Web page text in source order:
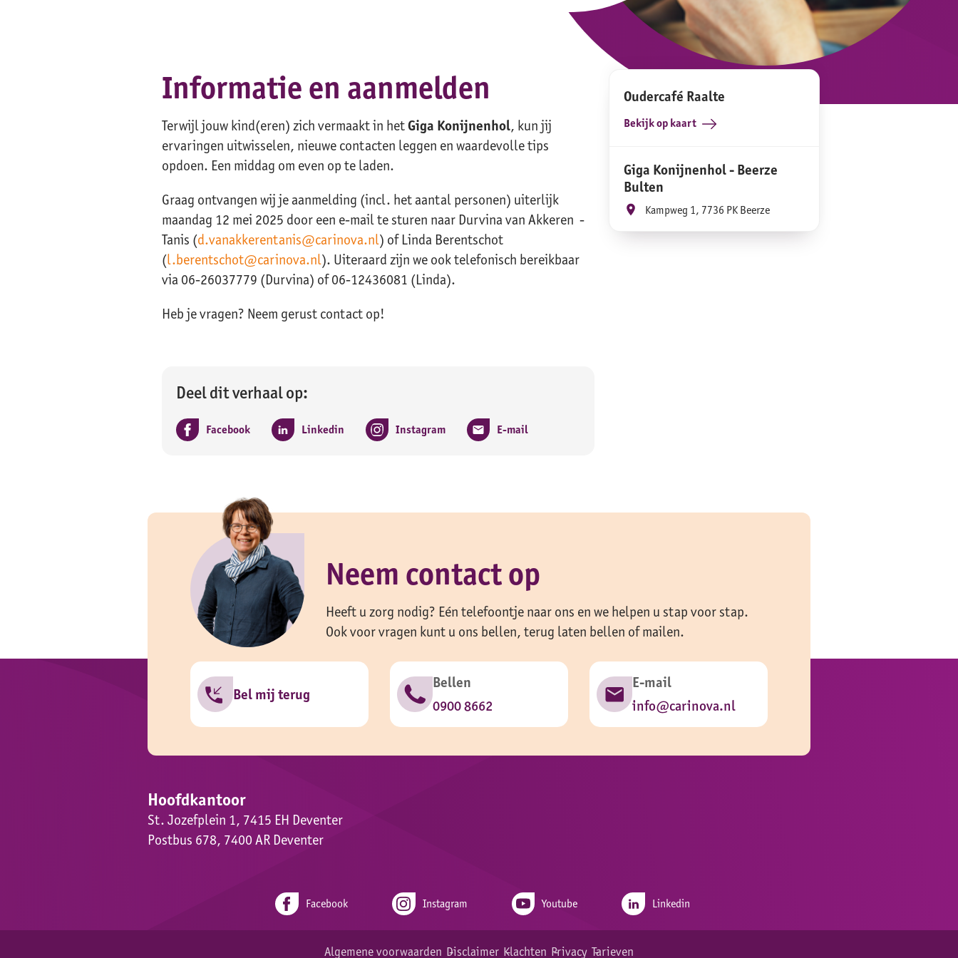
Oudercafé Raalte
Bekijk op kaart
Giga Konijnenhol - Beerze
Bulten
Kampweg 1, 7736 PK Beerze
Informatie en aanmelden
Terwijl jouw kind(eren) zich vermaakt in hetGiga Konijnenhol, kun jij
ervaringen uitwisselen, nieuwe contacten leggen en waardevolle tips
opdoen. Een middag om even op te laden.
Graag ontvangen wij je aanmelding (incl. het aantal personen) uiterlijk
maandag 12 mei 2025 door een e-mail te sturen naar Durvina van Akkeren -
Tanis (d.vanakkerentanis@carinova.nl) of Linda Berentschot
(l.berentschot@carinova.nl). Uiteraard zijn we ook telefonisch bereikbaar
via 06-26037779 (Durvina) of 06-12436081 (Linda).
Heb je vragen? Neem gerust contact op!
Deel dit verhaal op:
Facebook Linkedin Instagram E-mail
Neem contact op
Heeft u zorg nodig? Eén telefoontje naar ons en we helpen u stap voor stap.
Ook voor vragen kunt u ons bellen, terug laten bellen of mailen.
Bel mij terug
Bellen
0900 8662
E-mail
info@carinova.nl
Hoofdkantoor
St. Jozefplein 1, 7415 EH Deventer
Postbus 678, 7400 AR Deventer
Facebook Instagram Youtube Linkedin
Algemene voorwaarden Disclaimer Klachten Privacy Tarieven